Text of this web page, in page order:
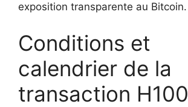
exposition transparente au Bitcoin.
Conditions et
calendrier de la
transaction H100